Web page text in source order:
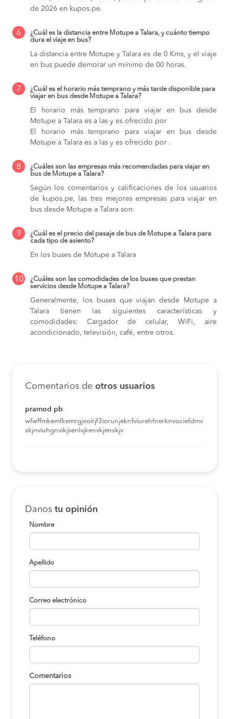
de 2026 en kupos.pe.
6
¿Cuál es la distancia entre Motupe a Talara, y cuánto tiempo
dura el viaje en bus?
La distancia entre Motupe y Talara es de 0 Kms, y el viaje
en bus puede demorar un mínimo de 00 horas.
7
¿Cuál es el horario más temprano y más tarde disponible para
viajar en bus desde Motupe a Talara?
El horario más temprano para viajar en bus desde
Motupe a Talara es a las y es ofrecido por
El horario más temprano para viajar en bus desde
Motupe a Talara es a las y es ofrecido por .
8
¿Cuáles son las empresas más recomendadas para viajar en
bus de Motupe a Talara?
Según los comentarios y calificaciones de los usuarios
de kupos.pe, las tres mejores empresas para viajar en
bus desde Motupe a Talara son:
9
¿Cuál es el precio del pasaje de bus de Motupe a Talara para
cada tipo de asiento?
En los buses de Motupe a Talara
10
¿Cuáles son las comodidades de los buses que prestan
servicios desde Motupe a Talara?
Generalmente, los buses que viajan desde Motupe a
Talara tienen las siguientes características y
comodidades: Cargador de celular, WiFi, aire
acondicionado, televisión, café, entre otros.
Comentarios de otros usuarios
pramod pb
wfwffmkemfkemrgjeoirjf3iorunjeknfviurehfnerknvociefdmv
skjnviuhgnvikjsenlvjkenvkjenskjv
Danos tu opinión
Nombre
Apellido
Correo electrónico
Teléfono
Comentarios